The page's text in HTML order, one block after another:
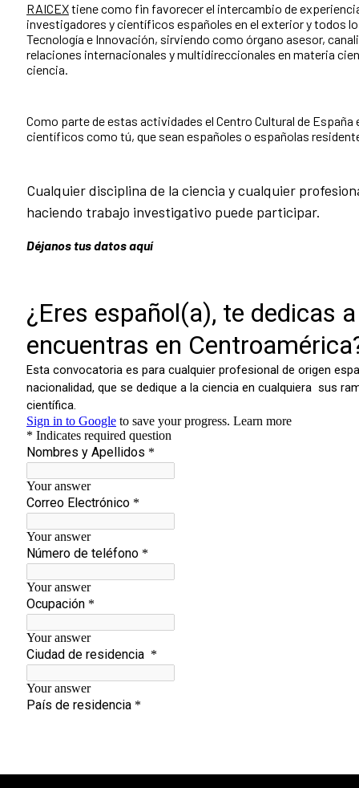
RAICEXtiene como fin favorecer el intercambio de
investigadores y científicos españoles en el exterior y todos
Tecnología e Innovación, sirviendo como órgano asesor,
relaciones internacionales y multidireccionales en materia
ciencia.
Como parte de estas actividades el Centro Cultural de
científicos como tú, que sean españoles o españolas
Cualquier disciplina de la ciencia y cualquier
haciendo trabajo investigativo puede participar.
Déjanos tus datos aquí